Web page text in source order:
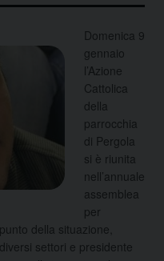
Domenica 9
gennaio
l’Azione
Cattolica
della
parrocchia
di Pergola
si è riunita
nell’annuale
assemblea
per
della situazione,
settori e presidente